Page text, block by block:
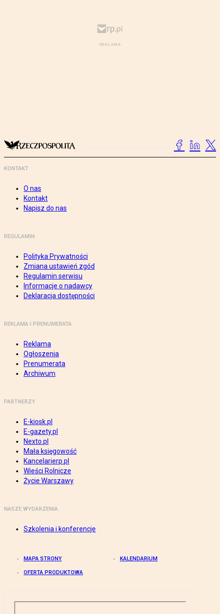
KONTAKT
O nas
Kontakt
Napisz do nas
REGULAMIN
Polityka Prywatności
Zmiana ustawień zgód
Regulamin serwisu
Informacje o nadawcy
Deklaracja dostępności
REKLAMA I PRENUMERATA
Reklama
Ogłoszenia
Prenumerata
Archiwum
PARTNERZY
E-kiosk.pl
E-gazety.pl
Nexto.pl
Mała księgowość
Kancelarierp.pl
Wieści Rolnicze
Życie Warszawy
NASZE WYDARZENIA
Szkolenia i konferencje
MAPA STRONY KALENDARIUM
OFERTA PRODUKTOWA